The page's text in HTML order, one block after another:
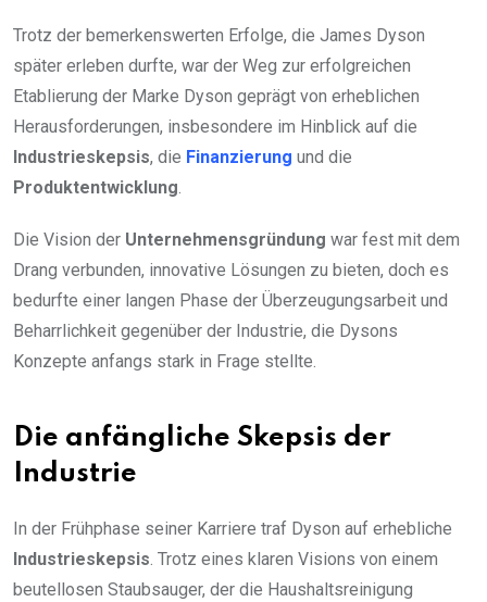
Trotz der bemerkenswerten Erfolge, die James Dyson
später erleben durfte, war der Weg zur erfolgreichen
Etablierung der Marke Dyson geprägt von erheblichen
Herausforderungen, insbesondere im Hinblick auf die
Industrieskepsis, die Finanzierung und die
Produktentwicklung.
Die Vision der Unternehmensgründung war fest mit dem
Drang verbunden, innovative Lösungen zu bieten, doch es
bedurfte einer langen Phase der Überzeugungsarbeit und
Beharrlichkeit gegenüber der Industrie, die Dysons
Konzepte anfangs stark in Frage stellte.
Die anfängliche Skepsis der
Industrie
In der Frühphase seiner Karriere traf Dyson auf erhebliche
Industrieskepsis. Trotz eines klaren Visions von einem
beutellosen Staubsauger, der die Haushaltsreinigung